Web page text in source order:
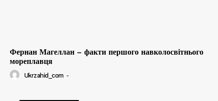
Фернан Магеллан – факти першого навколосвітнього
мореплавця
Ukrzahid_com -